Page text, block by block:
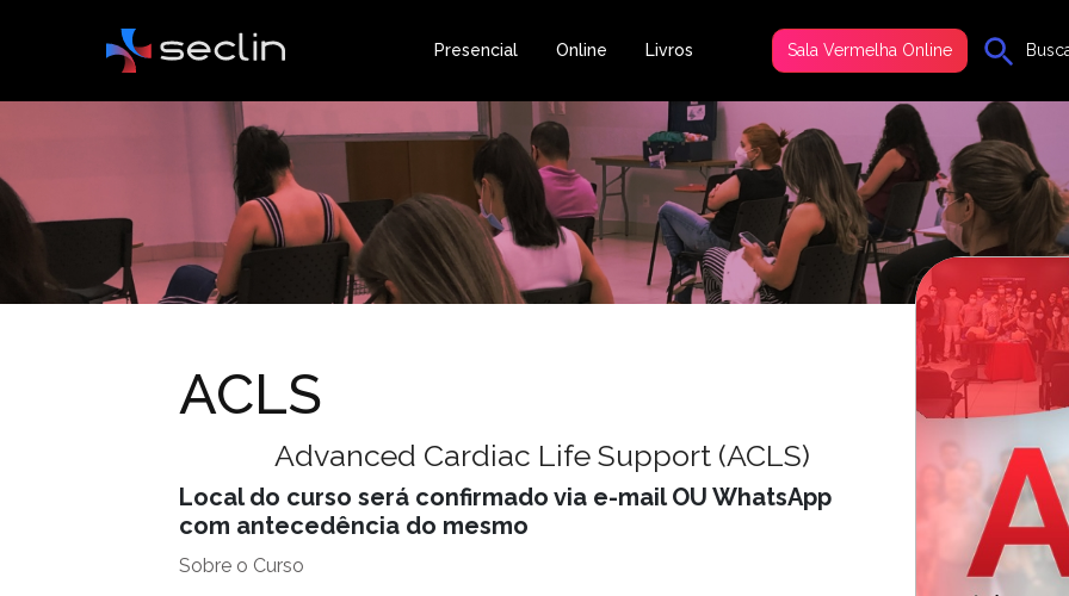
Presencial Online Livros Sala Vermelha Online
ACLS
Advanced Cardiac Life Support (ACLS)
Local do curso será confirmado via e-mail OU WhatsApp
com antecedência do mesmo
Sobre o Curso